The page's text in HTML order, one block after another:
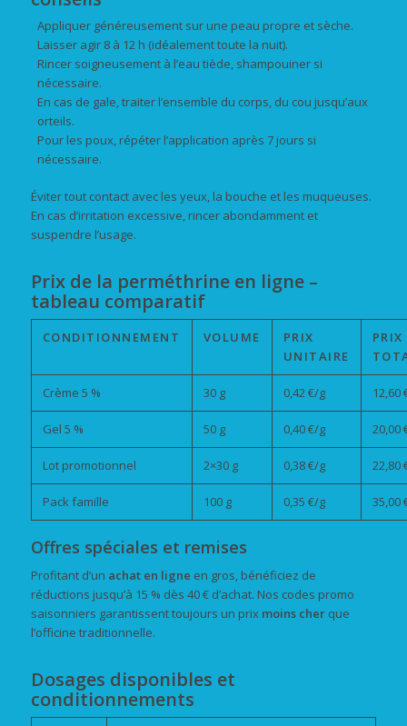
Appliquer généreusement sur une peau propre et sèche.
Laisser agir 8 à 12 h (idéalement toute la nuit).
Rincer soigneusement à l’eau tiède, shampouiner si
nécessaire.
En cas de gale, traiter l’ensemble du corps, du cou jusqu’aux
orteils.
Pour les poux, répéter l’application après 7 jours si
nécessaire.
Éviter tout contact avec les yeux, la bouche et les muqueuses.
En cas d’irritation excessive, rincer abondamment et
suspendre l’usage.
Prix de la perméthrine en ligne –
tableau comparatif
CONDITIONNEMENT VOLUME
PRIX
UNITAIRE
PRIX
Crème 5 % 30 g 0,42 €/g 12,60
Gel 5 % 50 g 0,40 €/g 20,00
Lot promotionnel 2×30 g 0,38 €/g 22,80
Pack famille 100 g 0,35 €/g 35,00
Offres spéciales et remises
Profitant d’un achat en ligne en gros, bénéficiez de
réductions jusqu’à 15 % dès 40 € d’achat. Nos codes promo
saisonniers garantissent toujours un prix moins cherque
l’officine traditionnelle.
Dosages disponibles et
conditionnements